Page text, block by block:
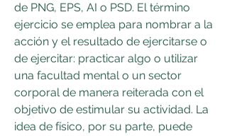
de PNG, EPS, AI o PSD. El término
ejercicio se emplea para nombrar a la
acción y el resultado de ejercitarse o
de ejercitar: practicar algo o utilizar
una facultad mental o un sector
corporal de manera reiterada con el
objetivo de estimular su actividad. La
idea de físico, por su parte, puede